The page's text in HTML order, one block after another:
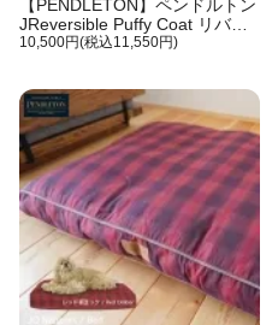
【PENDLETON】ペンドルトン
JReversible Puffy Coat リバー
シブル ダウン コート / Red
10,500円(税込11,550円)